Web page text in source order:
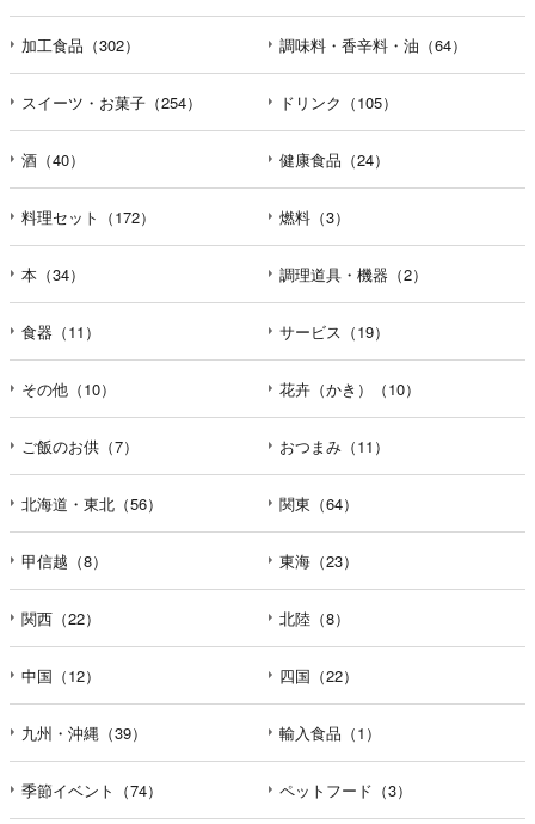
加工食品（302） 調味料・香辛料・油（64）
スイーツ・お菓子（254） ドリンク（105）
酒（40） 健康食品（24）
料理セット（172） 燃料（3）
本（34） 調理道具・機器（2）
食器（11） サービス（19）
その他（10） 花卉（かき）（10）
ご飯のお供（7） おつまみ（11）
北海道・東北（56） 関東（64）
甲信越（8） 東海（23）
関西（22） 北陸（8）
中国（12） 四国（22）
九州・沖縄（39） 輸入食品（1）
季節イベント（74） ペットフード（3）